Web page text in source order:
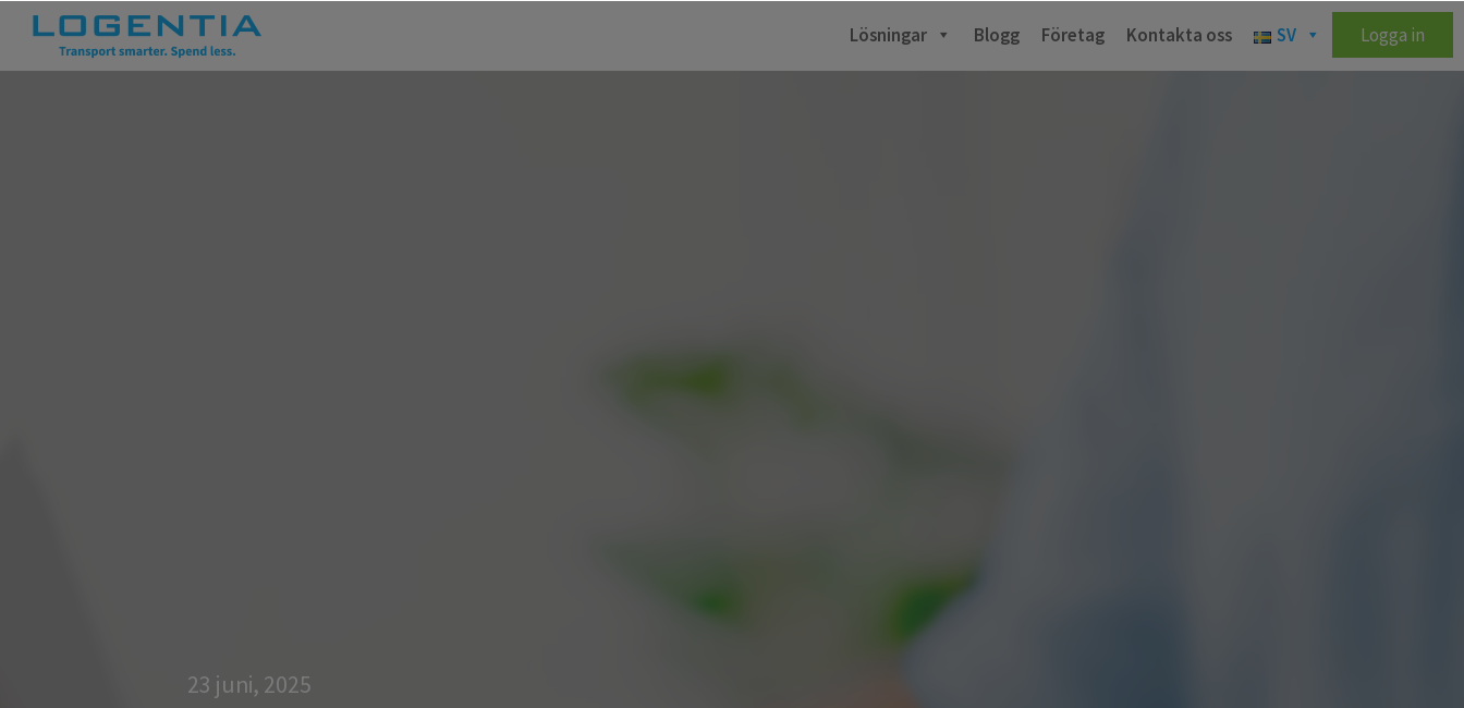
Lösningar Blogg Företag Kontakta oss SV Logga in
23 juni, 2025